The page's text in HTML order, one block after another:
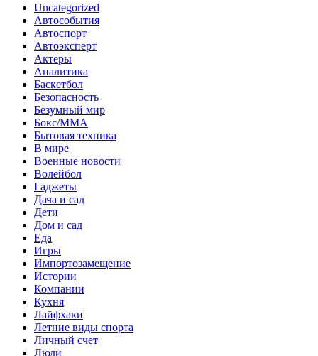
Uncategorized
Автособытия
Автоспорт
Автоэксперт
Актеры
Аналитика
Баскетбол
Безопасность
Безумный мир
Бокс/MMA
Бытовая техника
В мире
Военные новости
Волейбол
Гаджеты
Дача и сад
Дети
Дом и сад
Еда
Игры
Импортозамещение
Истории
Компании
Кухня
Лайфхаки
Летние виды спорта
Личный счет
Люди